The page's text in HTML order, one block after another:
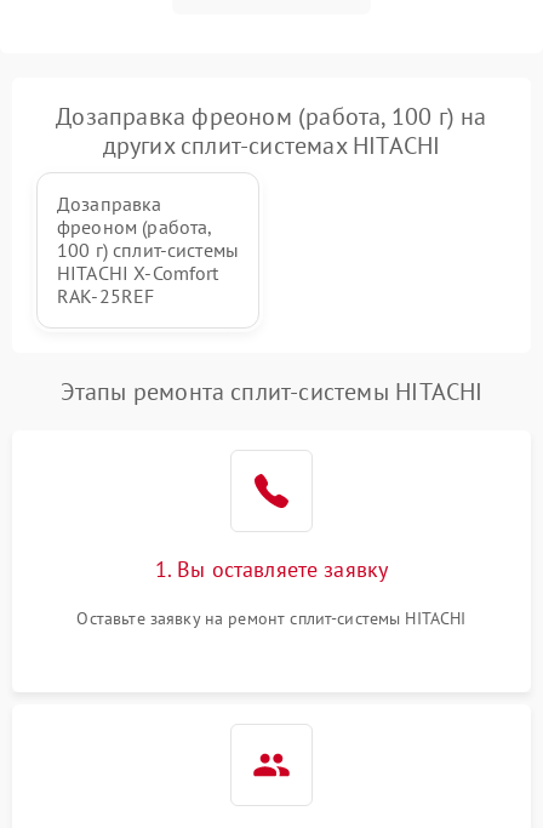
Дозаправка фреоном (работа, 100 г) на
других сплит-системах HITACHI
Дозаправка
фреоном (работа,
100 г) сплит-системы
HITACHI X-Comfort
RAK-25REF
Этапы ремонта сплит-системы HITACHI
1. Вы оставляете заявку
Оставьте заявку на ремонт сплит-системы HITACHI